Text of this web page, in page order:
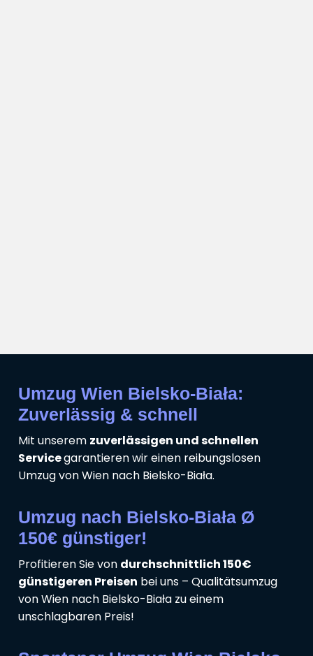
Umzug Wien Bielsko-Biała:
Zuverlässig & schnell
Mit unserem zuverlässigen und schnellen
Servicegarantieren wir einen reibungslosen
Umzug von Wien nach Bielsko-Biała.
Umzug nach Bielsko-Biała Ø
150€ günstiger!
Profitieren Sie von durchschnittlich 150€
günstigeren Preisen bei uns – Qualitätsumzug
von Wien nach Bielsko-Biała zu einem
unschlagbaren Preis!